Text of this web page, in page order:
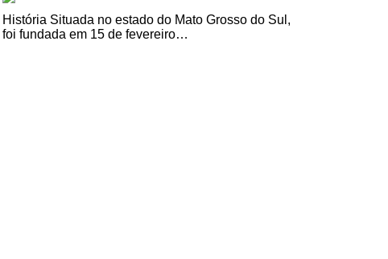
História Situada no estado do Mato Grosso do Sul,
foi fundada em 15 de fevereiro…